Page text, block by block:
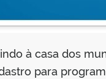
à casa dos
para